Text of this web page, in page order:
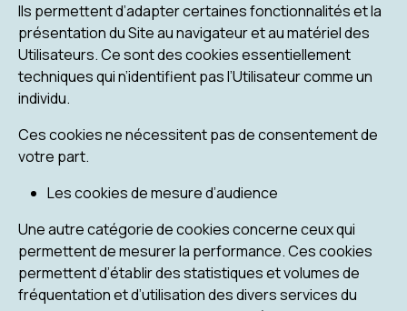
Ils permettent d’adapter certaines fonctionnalités et la
présentation du Site au navigateur et au matériel des
Utilisateurs. Ce sont des cookies essentiellement
techniques qui n’identifient pas l’Utilisateur comme un
individu.
Ces cookies ne nécessitent pas de consentement de
votre part.
Les cookies de mesure d’audience
Une autre catégorie de cookies concerne ceux qui
permettent de mesurer la performance. Ces cookies
permettent d’établir des statistiques et volumes de
fréquentation et d’utilisation des divers services du